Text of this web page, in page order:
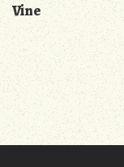
Vine